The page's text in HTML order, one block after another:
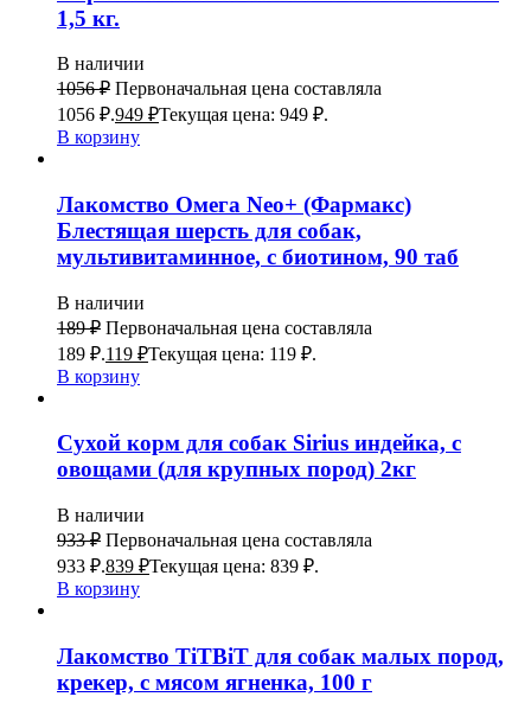
1,5 кг.
В наличии
1056₽ Первоначальная цена составляла
1056 ₽.949 ₽Текущая цена: 949 ₽.
В корзину
Лакомство Омега Neo+ (Фармакс)
Блестящая шерсть для собак,
мультивитаминное, с биотином, 90 таб
В наличии
189₽ Первоначальная цена составляла
189 ₽.119 ₽Текущая цена: 119 ₽.
В корзину
Сухой корм для собак Sirius индейка, с
овощами (для крупных пород) 2кг
В наличии
933₽ Первоначальная цена составляла
933 ₽.839 ₽Текущая цена: 839 ₽.
В корзину
Лакомство TiTBiT для собак малых пород,
крекер, с мясом ягненка, 100 г